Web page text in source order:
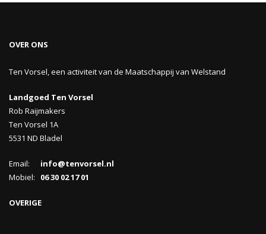
OVER ONS
Ten Vorsel, een activiteit van de Maatschappij van Welstand
Landgoed Ten Vorsel
Rob Raijmakers
Ten Vorsel 1A
5531 ND Bladel
Email:
info@tenvorsel.nl
Mobiel: 06 30 02 17 01
OVERIGE